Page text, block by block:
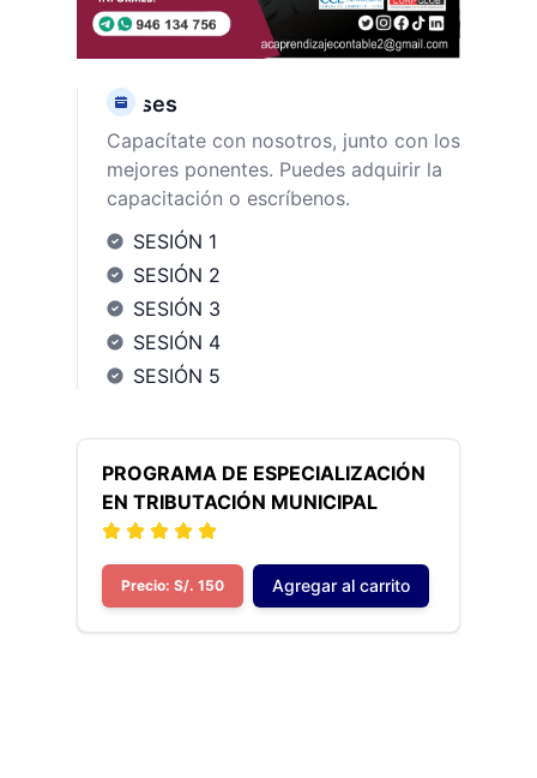
Clases
Capacítate con nosotros, junto con los
mejores ponentes. Puedes adquirir la
capacitación o escríbenos.
SESIÓN 1
SESIÓN 2
SESIÓN 3
SESIÓN 4
SESIÓN 5
PROGRAMA DE ESPECIALIZACIÓN
EN TRIBUTACIÓN MUNICIPAL
Precio: S/. 150 Agregar al carrito